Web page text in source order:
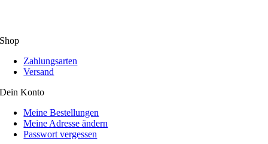
Shop
Zahlungsarten
Versand
Dein Konto
Meine Bestellungen
Meine Adresse ändern
Passwort vergessen